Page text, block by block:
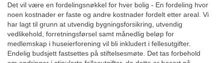
Det vil være en fordelingsnøkkel for hver bolig - En fordeling hvor
noen kostnader er faste og andre kostnader fordelt etter areal. Vi
har lagt til grunn at utvendig bygningsforsikring, utvendig
vedlikehold, forretningsførsel samt månedlig beløp for
medlemskap i huseierforening vil bli inkludert i fellesutgifter.
Endelig budsjett fastsettes på stiftelsesmøte. Det tas forbehold